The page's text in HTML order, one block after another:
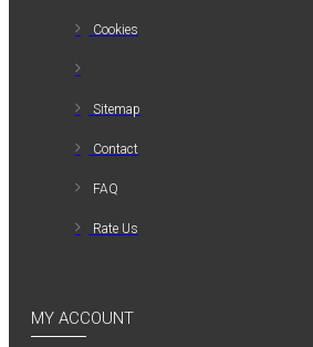
Cookies
Sitemap
Contact
FAQ
Rate Us
MY ACCOUNT